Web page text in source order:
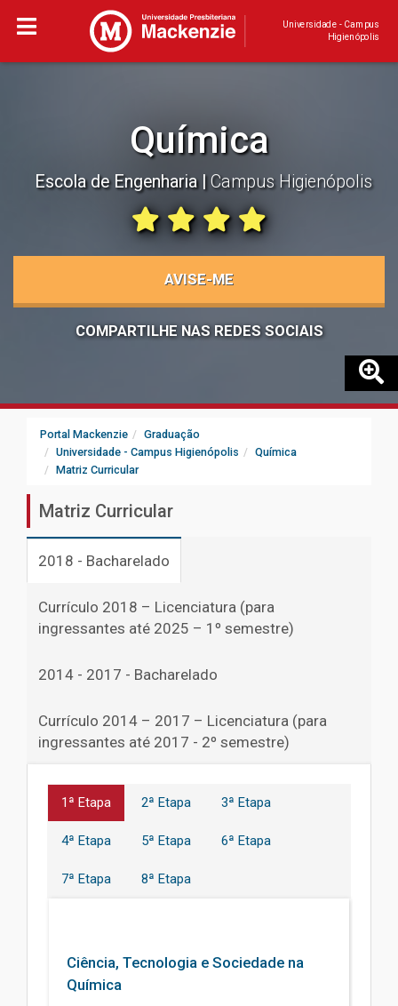
Universidade - Campus
Higienópolis
Química
Escola de Engenharia Campus Higienópolis
AVISE-ME
COMPARTILHE NAS REDES SOCIAIS
Portal Mackenzie
Graduação
Universidade - Campus Higienópolis
Química
Matriz Curricular
Matriz Curricular
2018 - Bacharelado
Currículo 2018 – Licenciatura (para
ingressantes até 2025 – 1º semestre)
2014 - 2017 - Bacharelado
Currículo 2014 – 2017 – Licenciatura (para
ingressantes até 2017 - 2º semestre)
1ª Etapa 2ª Etapa 3ª Etapa
4ª Etapa 5ª Etapa 6ª Etapa
7ª Etapa 8ª Etapa
Ciência, Tecnologia e Sociedade na
Química